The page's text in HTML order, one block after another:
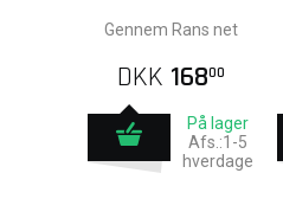
Gennem Rans net
DKK 16800
På lager
Afs.:1-5
hverdage